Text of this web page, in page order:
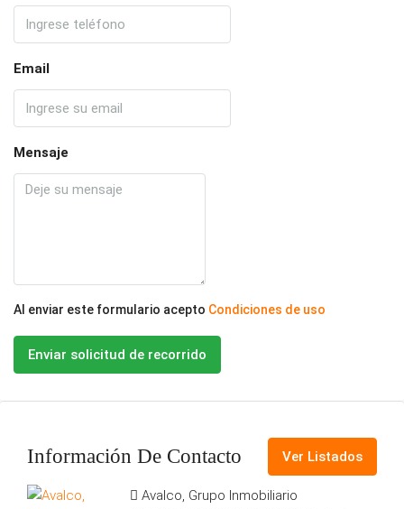
Email
Mensaje
Al enviar este formulario acepto Condiciones de uso
Enviar solicitud de recorrido
Información De Contacto Ver Listados
Avalco, Grupo Inmobiliario